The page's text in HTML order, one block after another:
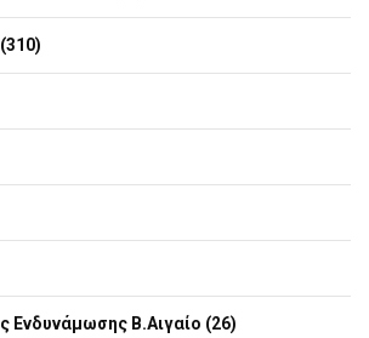
Ενδυνάμωσης Β.Αιγαίο (26)